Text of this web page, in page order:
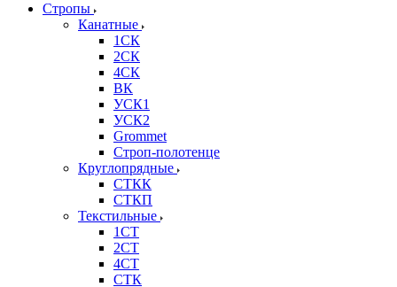
Стропы
Канатные
1СК
2СК
4СК
ВК
УСК1
УСК2
Grommet
Строп-полотенце
Круглопрядные
СТКК
СТКП
Текстильные
1СТ
2СТ
4СТ
СТК